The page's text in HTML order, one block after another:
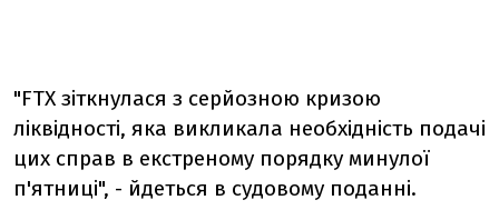
"FTX зіткнулася з серйозною кризою
ліквідності, яка викликала необхідність подачі
цих справ в екстреному порядку минулої
п'ятниці", - йдеться в судовому поданні.